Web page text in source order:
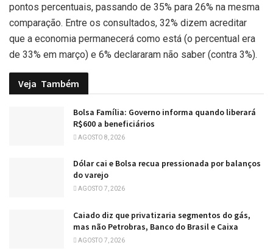
pontos percentuais, passando de 35% para 26% na mesma
comparação. Entre os consultados, 32% dizem acreditar
que a economia permanecerá como está (o percentual era
de 33% em março) e 6% declararam não saber (contra 3%).
Veja Também
Bolsa Família: Governo informa quando liberará
R$600 a beneficiários
AGOSTO 8, 2026
Dólar cai e Bolsa recua pressionada por balanços
do varejo
AGOSTO 7, 2026
Caiado diz que privatizaria segmentos do gás,
mas não Petrobras, Banco do Brasil e Caixa
AGOSTO 7, 2026